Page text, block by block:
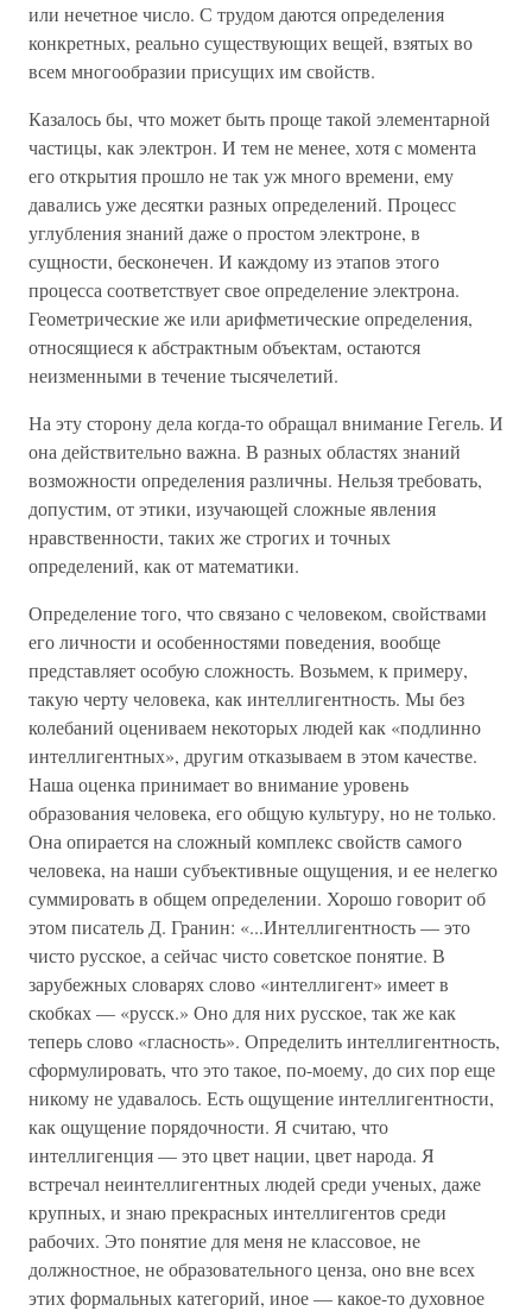
или нечетное число. С трудом даются определения
конкретных, реально существующих вещей, взятых во
всем многообразии присущих им свойств.
Казалось бы, что может быть проще такой элементарной
частицы, как электрон. И тем не менее, хотя с момента
его открытия прошло не так уж много времени, ему
давались уже десятки разных определений. Процесс
углубления знаний даже о простом электроне, в
сущности, бесконечен. И каждому из этапов этого
процесса соответствует свое определение электрона.
Геометрические же или арифметические определения,
относящиеся к абстрактным объектам, остаются
неизменными в течение тысячелетий.
На эту сторону дела когда-то обращал внимание Гегель. И
она действительно важна. В разных областях знаний
возможности определения различны. Нельзя требовать,
допустим, от этики, изучающей сложные явления
нравственности, таких же строгих и точных
определений, как от математики.
Определение того, что связано с человеком, свойствами
его личности и особенностями поведения, вообще
представляет особую сложность. Возьмем, к примеру,
такую черту человека, как интеллигентность. Мы без
колебаний оцениваем некоторых людей как «подлинно
интеллигентных», другим отказываем в этом качестве.
Наша оценка принимает во внимание уровень
образования человека, его общую культуру, но не только.
Она опирается на сложный комплекс свойств самого
человека, на наши субъективные ощущения, и ее нелегко
суммировать в общем определении. Хорошо говорит об
этом писатель Д. Гранин: «...Интеллигентность — это
чисто русское, а сейчас чисто советское понятие. В
зарубежных словарях слово «интеллигент» имеет в
скобках — «русск.» Оно для них русское, так же как
теперь слово «гласность». Определить интеллигентность,
сформулировать, что это такое, по-моему, до сих пор еще
никому не удавалось. Есть ощущение интеллигентности,
как ощущение порядочности. Я считаю, что
интеллигенция — это цвет нации, цвет народа. Я
встречал неинтеллигентных людей среди ученых, даже
крупных, и знаю прекрасных интеллигентов среди
рабочих. Это понятие для меня не классовое, не
должностное, не образовательного ценза, оно вне всех
этих формальных категорий, иное — какое-то духовное